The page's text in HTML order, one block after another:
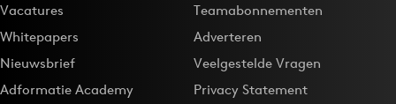
Vacatures
Whitepapers
Nieuwsbrief
Adformatie Academy
Teamabonnementen
Adverteren
Veelgestelde Vragen
Privacy Statement